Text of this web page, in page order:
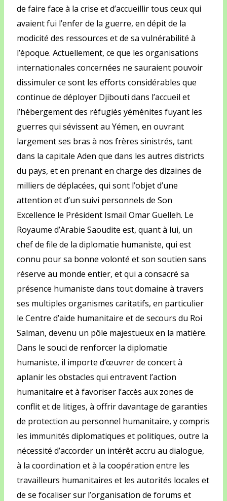
de faire face à la crise et d’accueillir tous ceux qui
avaient fui l’enfer de la guerre, en dépit de la
modicité des ressources et de sa vulnérabilité à
l’époque. Actuellement, ce que les organisations
internationales concernées ne sauraient pouvoir
dissimuler ce sont les efforts considérables que
continue de déployer Djibouti dans l’accueil et
l’hébergement des réfugiés yéménites fuyant les
guerres qui sévissent au Yémen, en ouvrant
largement ses bras à nos frères sinistrés, tant
dans la capitale Aden que dans les autres districts
du pays, et en prenant en charge des dizaines de
milliers de déplacées, qui sont l’objet d’une
attention et d’un suivi personnels de Son
Excellence le Président Ismaïl Omar Guelleh. Le
Royaume d’Arabie Saoudite est, quant à lui, un
chef de file de la diplomatie humaniste, qui est
connu pour sa bonne volonté et son soutien sans
réserve au monde entier, et qui a consacré sa
présence humaniste dans tout domaine à travers
ses multiples organismes caritatifs, en particulier
le Centre d’aide humanitaire et de secours du Roi
Salman, devenu un pôle majestueux en la matière.
Dans le souci de renforcer la diplomatie
humaniste, il importe d’œuvrer de concert à
aplanir les obstacles qui entravent l’action
humanitaire et à favoriser l’accès aux zones de
conflit et de litiges, à offrir davantage de garanties
de protection au personnel humanitaire, y compris
les immunités diplomatiques et politiques, outre la
nécessité d’accorder un intérêt accru au dialogue,
à la coordination et à la coopération entre les
travailleurs humanitaires et les autorités locales et
de se focaliser sur l’organisation de forums et